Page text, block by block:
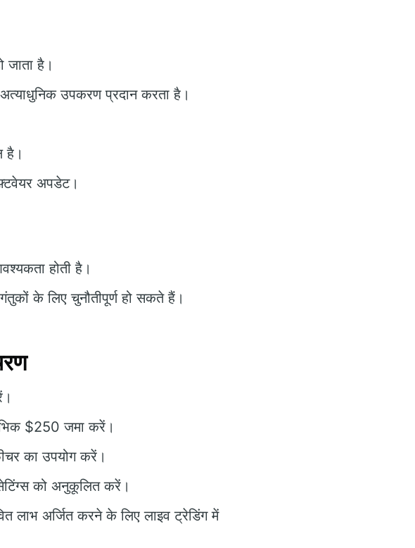
जाता है।
उपकरण प्रदान करता है।
है।
अपडेट।
होती है।
के लिए चुनौतीपूर्ण हो सकते हैं।
$250 जमा करें।
का उपयोग करें।
को अनुकूलित करें।
लाभ अर्जित करने के लिए लाइव ट्रेडिंग में